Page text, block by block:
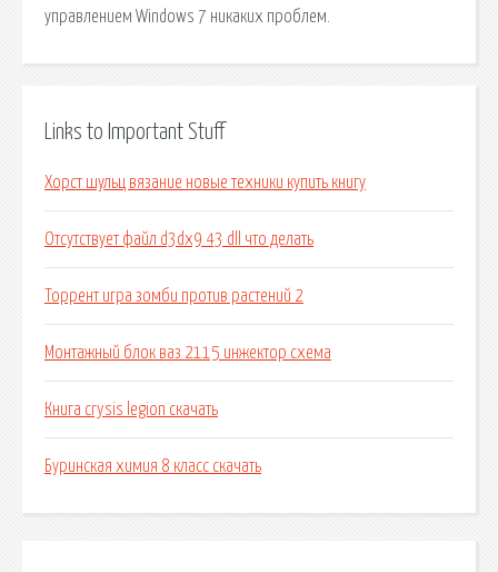
управлением Windows 7 никаких проблем.
Links to Important Stuff
Хорст шульц вязание новые техники купить книгу
Отсутствует файл d3dx9 43 dll что делать
Торрент игра зомби против растений 2
Монтажный блок ваз 2115 инжектор схема
Книга crysis legion скачать
Буринская химия 8 класс скачать